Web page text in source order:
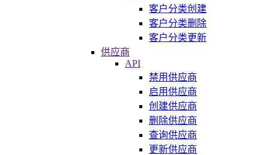
客户分类创建
客户分类删除
客户分类更新
供应商
API
禁用供应商
启用供应商
创建供应商
删除供应商
查询供应商
更新供应商